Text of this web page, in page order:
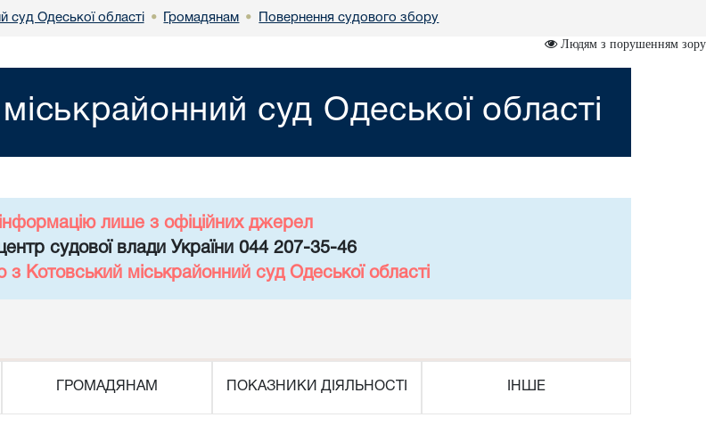
суд Одеської області • Громадянам • Повернення судового збору
Людям з порушенням зору
суд Одеської області
лише з офіційних джерел
судової влади України 044 207-35-46
Котовський міськрайонний суд Одеської області
ГРОМАДЯНАМ ПОКАЗНИКИ ДІЯЛЬНОСТІ ІНШЕ